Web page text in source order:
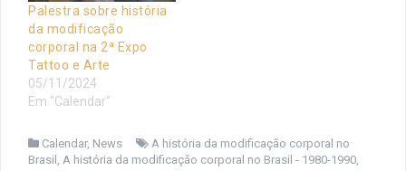
Palestra sobre história
da modificação
corporal na 2ª Expo
Tattoo e Arte
05/11/2024
Em "Calendar"
Calendar, News
A história da modificação corporal no
Brasil
A história da modificação corporal no Brasil - 1980-1990